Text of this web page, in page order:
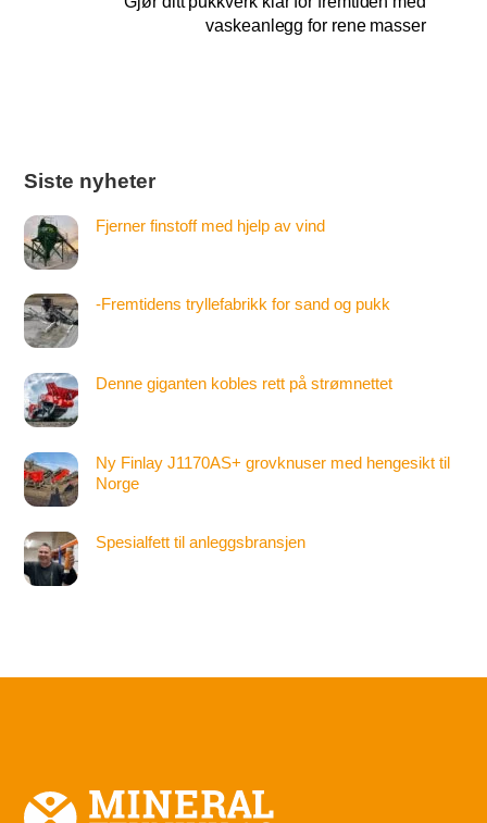
vaskeanlegg for rene masser
Siste nyheter
Fjerner finstoff med hjelp av vind
-Fremtidens tryllefabrikk for sand og pukk
Denne giganten kobles rett på strømnettet
Ny Finlay J1170AS+ grovknuser med hengesikt til
Norge
Spesialfett til anleggsbransjen